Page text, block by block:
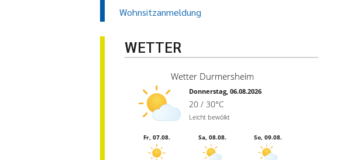
Wohnsitzanmeldung
WETTER
Wetter Durmersheim
Donnerstag, 06.08.2026
20 / 30°C
Leicht bewölkt
Fr, 07.08. Sa, 08.08. So, 09.08.